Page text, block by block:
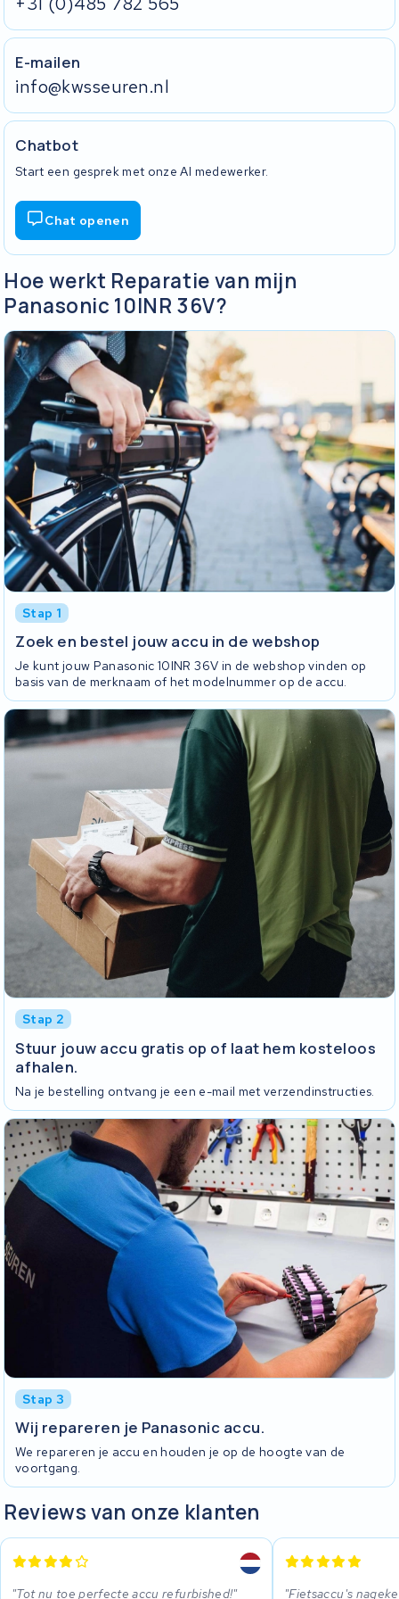
E-mailen
info@kwsseuren.nl
Chatbot
Start een gesprek met onze AI medewerker.
Chat openen
Hoe werkt Reparatie van mijn
Panasonic 10INR 36V?
Stap 1
Zoek en bestel jouw accu in de webshop
Je kunt jouw Panasonic 10INR 36V in de webshop vinden op
basis van de merknaam of het modelnummer op de accu.
Stap 2
Stuur jouw accu gratis op of laat hem kosteloos
afhalen.
Na je bestelling ontvang je een e-mail met verzendinstructies.
Stap 3
Wij repareren je Panasonic accu.
We repareren je accu en houden je op de hoogte van de
voortgang.
Reviews van onze klanten
Tot nu toe perfecte accu refurbished! Fietsaccu's